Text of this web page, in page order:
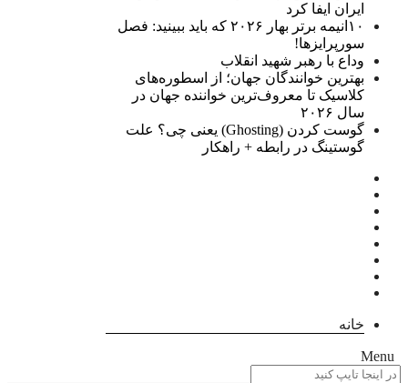
ایران ایفا کرد
۱۰انیمه برتر بهار ۲۰۲۶ که باید ببینید: فصل
سورپرایزها!
وداع با رهبر شهید انقلاب
بهترین خوانندگان جهان؛ از اسطوره‌های
کلاسیک تا معروف‌ترین خواننده جهان در
سال ۲۰۲۶
گوست کردن (Ghosting) یعنی چی؟ علت
گوستینگ در رابطه + راهکار
خانه
Menu